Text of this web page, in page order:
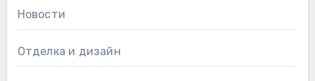
Новости
Отделка и дизайн